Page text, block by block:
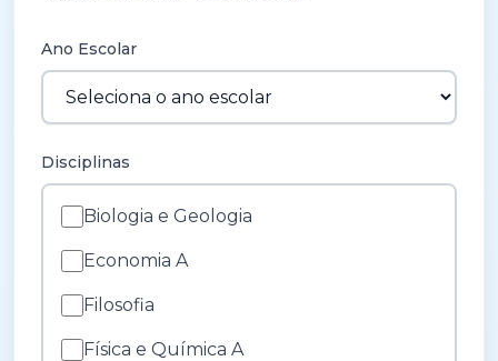
Ano Escolar
Disciplinas
Biologia e Geologia
Economia A
Filosofia
Física e Química A